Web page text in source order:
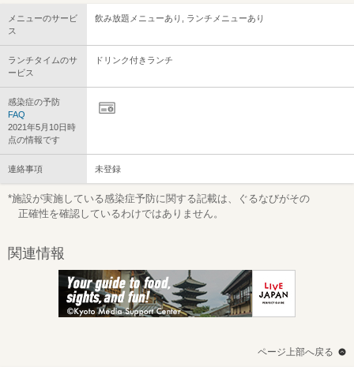
メニューのサービ
ス
飲み放題メニューあり, ランチメニューあり
ランチタイムのサ
ービス
ドリンク付きランチ
感染症の予防
FAQ
2021年5月10日時
点の情報です
連絡事項 未登録
*施設が実施している感染症予防に関する記載は、ぐるなびがその
正確性を確認しているわけではありません。
関連情報
ページ上部へ戻る